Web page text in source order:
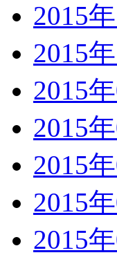
2015
2015
2015
2015
2015
2015
2015